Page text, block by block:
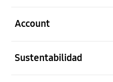
Account
Sustentabilidad